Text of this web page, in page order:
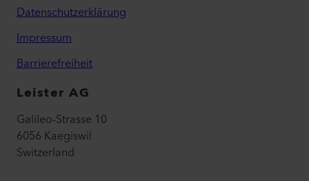
Datenschutzerklärung
Impressum
Barrierefreiheit
Leister AG
Galileo-Strasse 10
6056 Kaegiswil
Switzerland